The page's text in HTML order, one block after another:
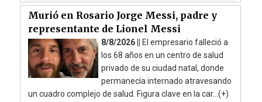
Murió en Rosario Jorge Messi, padre y
representante de Lionel Messi
8/8/2026 ||
El empresario falleció a
los 68 años en un centro de salud
privado de su ciudad natal, donde
permanecía internado atravesando
un cuadro complejo de salud. Figura clave en la car...(+)